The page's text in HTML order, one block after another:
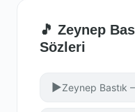
🎵 Zeynep
Sözleri
▶Zeynep Bastık